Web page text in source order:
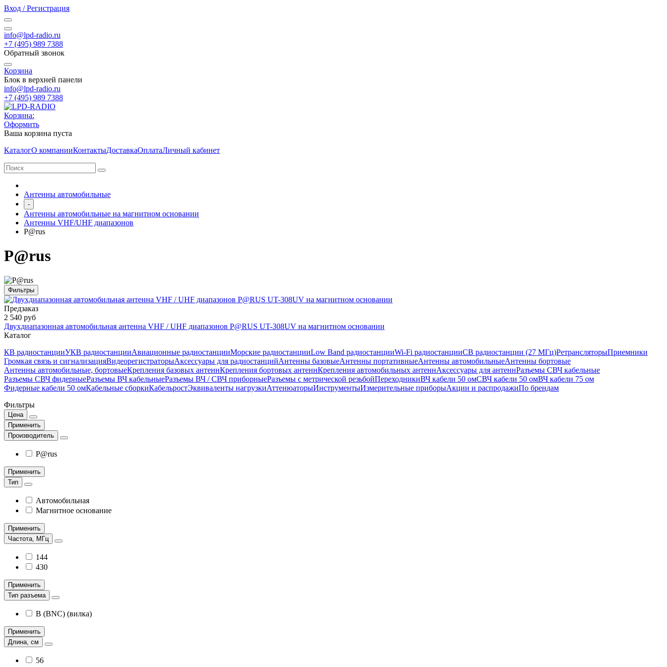
Вход / Регистрация
info@lpd-radio.ru
+7 (495) 989 7388
Обратный звонок
Корзина
Блок в верхней панели
info@lpd-radio.ru
+7 (495) 989 7388
Корзина:
Оформить
Ваша корзина пуста
КаталогО компанииКонтактыДоставкаОплатаЛичный кабинет
Антенны автомобильные
-
Антенны автомобильные на магнитном основании
Антенны VHF/UHF диапазонов
P@rus
P@rus
Фильтры
Предзаказ
2 540 руб
Двухдиапазонная автомобильная антенна VHF / UHF диапазонов P@RUS UT-308UV на магнитном основании
Каталог
КВ радиостанцииУКВ радиостанцииАвиационные радиостанцииМорские радиостанцииLow Band радиостанцииWi-Fi радиостанцииCB радиостанции (27 МГц)РетрансляторыПриемники
Громкая связь и сигнализацияВидеорегистраторыАксессуары для радиостанцийАнтенны базовыеАнтенны портативныеАнтенны автомобильныеАнтенны бортовые
Антенны автомобильные, бортовыеКрепления базовых антеннКрепления бортовых антеннКрепления автомобильных антеннАксессуары для антеннРазъемы СВЧ кабельные
Разъемы СВЧ фидерныеРазъемы ВЧ кабельныеРазъемы ВЧ / СВЧ приборныеРазъемы с метрической резьбойПереходникиВЧ кабели 50 омСВЧ кабели 50 омВЧ кабели 75 ом
Фидерные кабели 50 омКабельные сборкиКабельростЭквиваленты нагрузкиАттенюаторыИнструментыИзмерительные приборыАкции и распродажиПо брендам
Фильтры
Цена
Применить
Производитель
P@rus
Применить
Тип
Автомобильная
Магнитное основание
Применить
Частота, МГц
144
430
Применить
Тип разъема
B (BNC) (вилка)
Применить
Длина, см
56